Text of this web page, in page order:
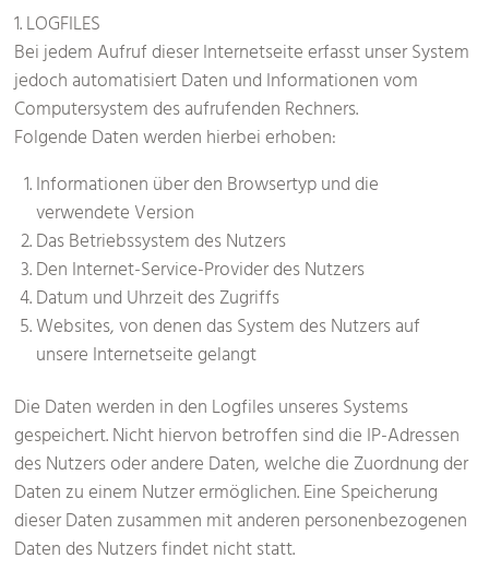
1. LOGFILES
Bei jedem Aufruf dieser Internetseite erfasst unser System
jedoch automatisiert Daten und Informationen vom
Computersystem des aufrufenden Rechners.
Folgende Daten werden hierbei erhoben:
Informationen über den Browsertyp und die
verwendete Version
Das Betriebssystem des Nutzers
Den Internet-Service-Provider des Nutzers
Datum und Uhrzeit des Zugriffs
Websites, von denen das System des Nutzers auf
unsere Internetseite gelangt
Die Daten werden in den Logfiles unseres Systems
gespeichert. Nicht hiervon betroffen sind die IP-Adressen
des Nutzers oder andere Daten, welche die Zuordnung der
Daten zu einem Nutzer ermöglichen. Eine Speicherung
dieser Daten zusammen mit anderen personenbezogenen
Daten des Nutzers findet nicht statt.